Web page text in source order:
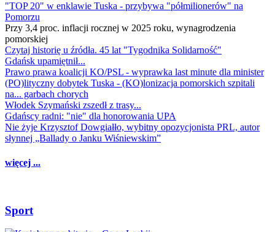
"TOP 20" w enklawie Tuska - przybywa "półmilionerów" na
Pomorzu
Przy 3,4 proc. inflacji rocznej w 2025 roku, wynagrodzenia
pomorskiej
Czytaj historię u źródła. 45 lat "Tygodnika Solidarność"
Gdańsk upamiętnił...
Prawo prawa koalicji KO/PSL - wyprawka last minute dla minister
(PO)lityczny dobytek Tuska - (KO)lonizacja pomorskich szpitali
na... garbach chorych
Włodek Szymański zszedł z trasy...
Gdańscy radni: "nie" dla honorowania UPA
Nie żyje Krzysztof Dowgiałło, wybitny opozycjonista PRL, autor
słynnej „Ballady o Janku Wiśniewskim”
więcej ...
Sport